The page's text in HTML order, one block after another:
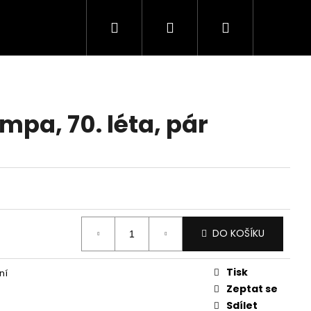
Hledat PřihlášeníNákupní
70. léta, pár
DO KOŠÍKU
Tisk
Zeptat se
Sdílet